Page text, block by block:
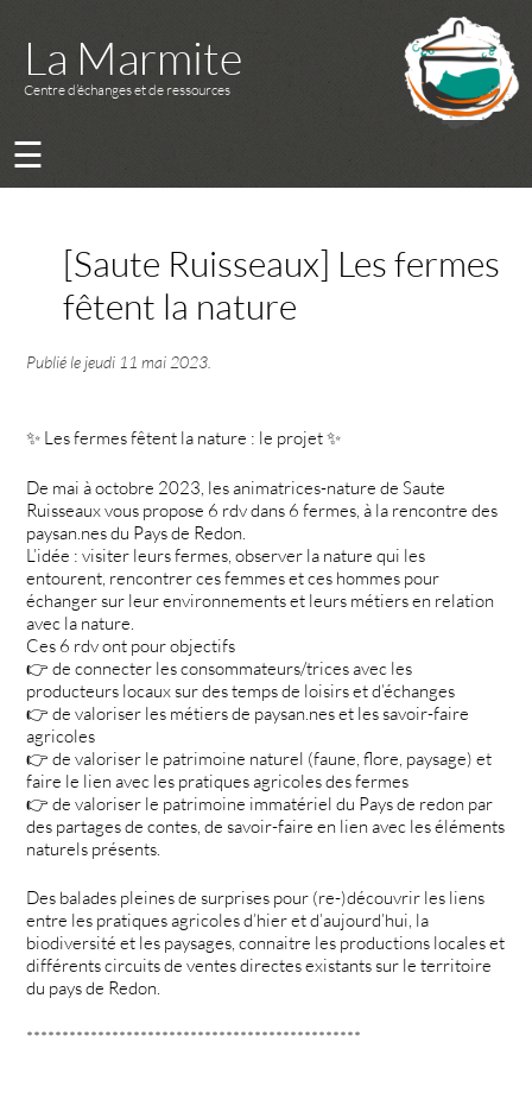
La Marmite
Centre d’échanges et de ressources
☰
[Saute Ruisseaux] Les fermes
fêtent la nature
Publié le jeudi 11 mai 2023
✨ Les fermes fêtent la nature : le projet ✨
De mai à octobre 2023, les animatrices-nature de Saute
Ruisseaux vous propose 6 rdv dans 6 fermes, à la rencontre des
paysan.nes du Pays de Redon.
L’idée : visiter leurs fermes, observer la nature qui les
entourent, rencontrer ces femmes et ces hommes pour
échanger sur leur environnements et leurs métiers en relation
avec la nature.
Ces 6 rdv ont pour objectifs
👉 de connecter les consommateurs/trices avec les
producteurs locaux sur des temps de loisirs et d’échanges
👉 de valoriser les métiers de paysan.nes et les savoir-faire
agricoles
👉 de valoriser le patrimoine naturel (faune, flore, paysage) et
faire le lien avec les pratiques agricoles des fermes
👉 de valoriser le patrimoine immatériel du Pays de redon par
des partages de contes, de savoir-faire en lien avec les éléments
naturels présents.
Des balades pleines de surprises pour (re-)découvrir les liens
entre les pratiques agricoles d’hier et d’aujourd’hui, la
biodiversité et les paysages, connaitre les productions locales et
différents circuits de ventes directes existants sur le territoire
du pays de Redon.
***********************************************